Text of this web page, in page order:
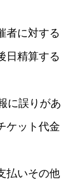
者に対する
日精算する
に誤りがあ
ケット代金
払いその他